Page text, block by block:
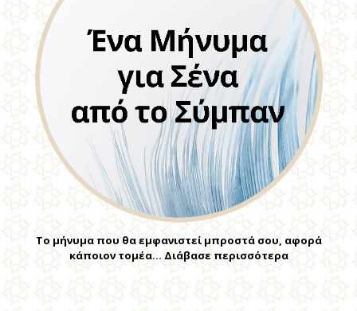
Το μήνυμα που θα εμφανιστεί μπροστά σου, αφορά
κάποιον τομέα… Διάβασε περισσότερα